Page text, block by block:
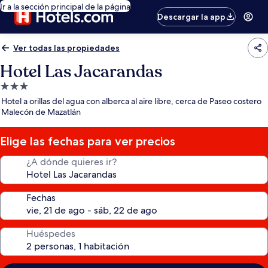
Ir a la sección principal de la página
Descargar la app
Ver todas las propiedades
Hotel Las Jacarandas
Propiedad
de
3.0
estrellas
Hotel a orillas del agua con alberca al aire libre, cerca de Paseo costero
Malecón de Mazatlán
Elige las fechas para ver precios
¿A dónde quieres ir?
Fechas
Huéspedes